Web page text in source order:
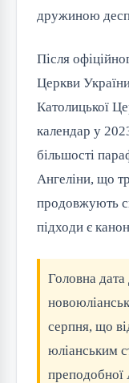
дружиною
Після
Церкви
Католицької
календар у
більшості
Ангеліни, що
продовжують
підходи є
Головна
серпня, що
юліанським
преподобної